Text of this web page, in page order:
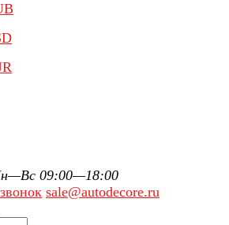
09:00—18:00
sale@autodecore.ru